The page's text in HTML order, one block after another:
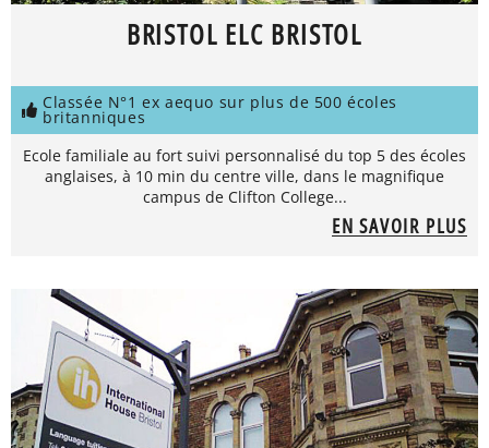
BRISTOL ELC BRISTOL
Classée N°1 ex aequo sur plus de 500 écoles
britanniques
Ecole familiale au fort suivi personnalisé du top 5 des écoles
anglaises, à 10 min du centre ville, dans le magnifique
campus de Clifton College...
EN SAVOIR PLUS